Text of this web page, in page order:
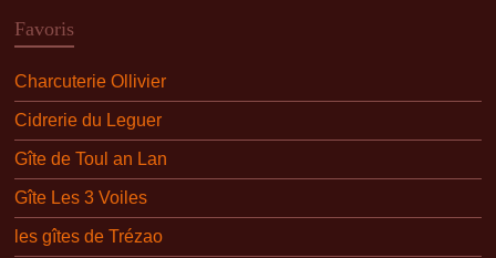
Favoris
Charcuterie Ollivier
Cidrerie du Leguer
Gîte de Toul an Lan
Gîte Les 3 Voiles
les gîtes de Trézao